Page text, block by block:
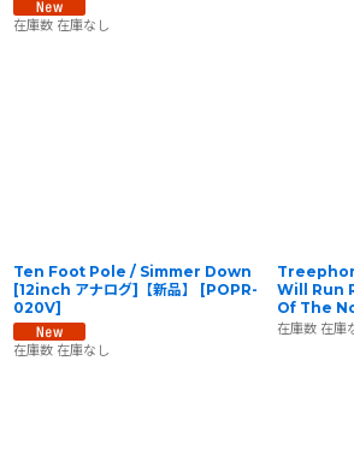
在庫数 在庫なし
Ten Foot Pole / Simmer Down
[12inch アナログ]【新品】
[POPR-
020V]
在庫数 在庫なし
Will Run
Of The
在庫数 在庫